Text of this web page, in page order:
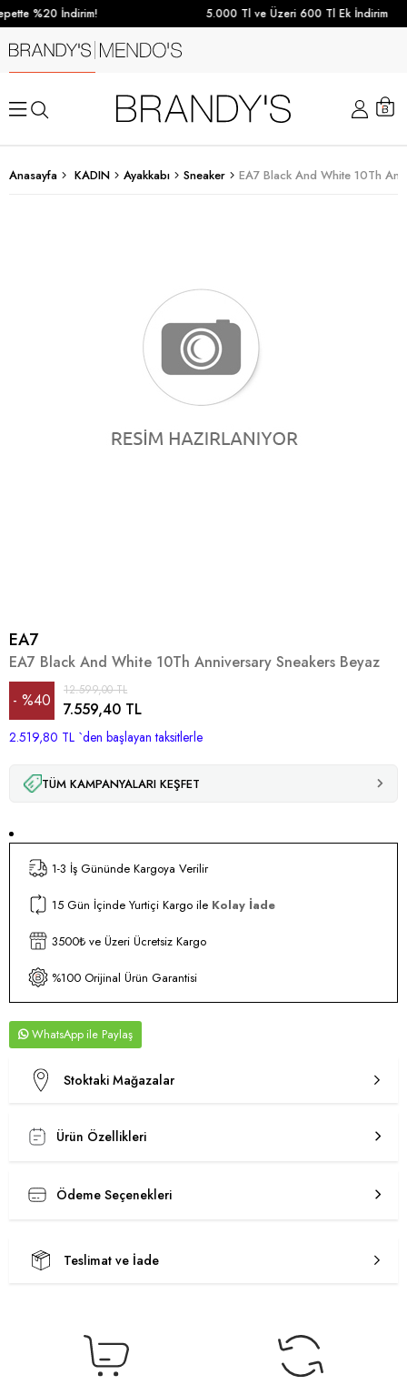
%20 İndirim! 5.000 Tl ve Üzeri 600 Tl Ek İndirim
Anasayfa KADIN Ayakkabı Sneaker EA7 Black And White 10Th
EA7
EA7 Black And White 10Th Anniversary Sneakers Beyaz
%40
İndirim
12.599,00 TL
7.559,40 TL
2.519,80 TL `den başlayan taksitlerle
TÜM KAMPANYALARI KEŞFET
1-3 İş Gününde Kargoya Verilir
15 Gün İçinde Yurtiçi Kargo ile Kolay İade
3500₺ ve Üzeri Ücretsiz Kargo
%100 Orijinal Ürün Garantisi
WhatsApp
Stoktaki Mağazalar
Ürün Özellikleri
Ödeme Seçenekleri
Teslimat ve İade